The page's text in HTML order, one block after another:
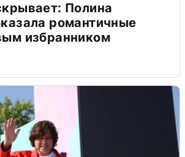
Полина
романтичные
избранником